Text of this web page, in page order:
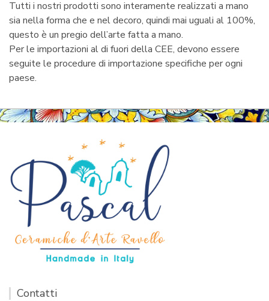
Tutti i nostri prodotti sono interamente realizzati a mano
sia nella forma che e nel decoro, quindi mai uguali al 100%,
questo è un pregio dell’arte fatta a mano.
Per le importazioni al di fuori della CEE, devono essere
seguite le procedure di importazione specifiche per ogni
paese.
Contatti